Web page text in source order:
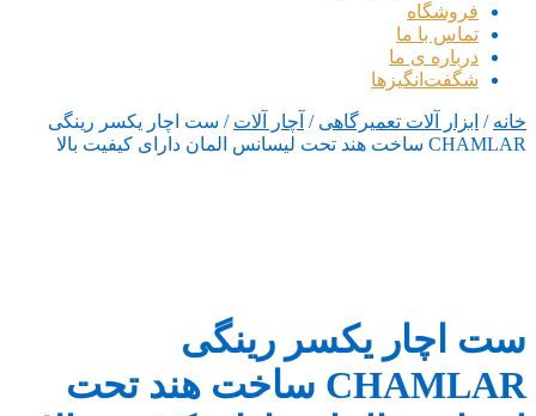
فروشگاه
تماس با ما
درباره ی ما
شگفت‌انگیزها
خانه / ابزار آلات تعمیرگاهی / آچار آلات / ست اچار یکسر رینگی
CHAMLAR ساخت هند تحت لیسانس المان دارای کيفيت بالا
ست اچار یکسر رینگی
CHAMLAR ساخت هند تحت